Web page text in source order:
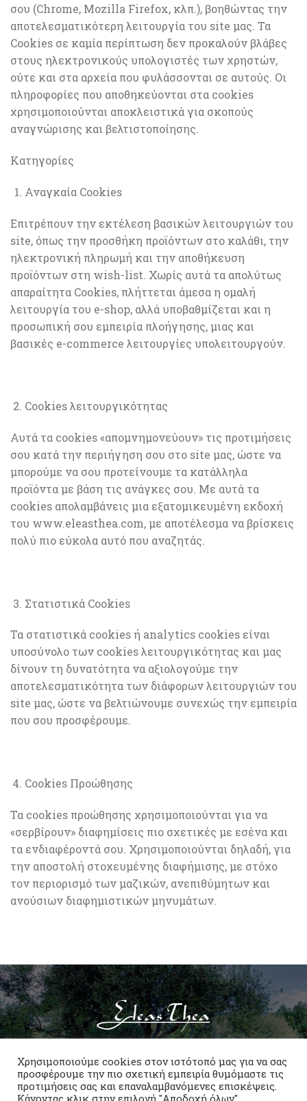
σου (Chrome, Mozilla Firefox, κλπ.), βοηθώντας την
αποτελεσματικότερη λειτουργία του site μας. Τα
Cookies σε καμία περίπτωση δεν προκαλούν βλάβες
στους ηλεκτρονικούς υπολογιστές των χρηστών,
ούτε και στα αρχεία που φυλάσσονται σε αυτούς. Οι
πληροφορίες που αποθηκεύονται στα cookies
χρησιμοποιούνται αποκλειστικά για σκοπούς
αναγνώρισης και βελτιστοποίησης.
Κατηγορίες
Αναγκαία Cookies
Επιτρέπουν την εκτέλεση βασικών λειτουργιών του
site, όπως την προσθήκη προϊόντων στο καλάθι, την
ηλεκτρονική πληρωμή και την αποθήκευση
προϊόντων στη wish-list. Χωρίς αυτά τα απολύτως
απαραίτητα Cookies, πλήττεται άμεσα η ομαλή
λειτουργία του e-shop, αλλά υποβαθμίζεται και η
προσωπική σου εμπειρία πλοήγησης, μιας και
βασικές e-commerce λειτουργίες υπολειτουργούν.
Cookies λειτουργικότητας
Αυτά τα cookies «απομνημονεύουν» τις προτιμήσεις
σου κατά την περιήγηση σου στο site μας, ώστε να
μπορούμε να σου προτείνουμε τα κατάλληλα
προϊόντα με βάση τις ανάγκες σου. Με αυτά τα
cookies απολαμβάνεις μια εξατομικευμένη εκδοχή
του www.eleasthea.com, με αποτέλεσμα να βρίσκεις
πολύ πιο εύκολα αυτό που αναζητάς.
Στατιστικά Cookies
Τα στατιστικά cookies ή analytics cookies είναι
υποσύνολο των cookies λειτουργικότητας και μας
δίνουν τη δυνατότητα να αξιολογούμε την
αποτελεσματικότητα των διάφορων λειτουργιών του
site μας, ώστε να βελτιώνουμε συνεχώς την εμπειρία
που σου προσφέρουμε.
Cookies Προώθησης
Τα cookies προώθησης χρησιμοποιούνται για να
«σερβίρουν» διαφημίσεις πιο σχετικές με εσένα και
τα ενδιαφέροντά σου. Χρησιμοποιούνται δηλαδή, για
την αποστολή στοχευμένης διαφήμισης, με στόχο
τον περιορισμό των μαζικών, ανεπιθύμητων και
ανούσιων διαφημιστικών μηνυμάτων.
ΣΥΜΒΆΛΛΟΥΜΕ ΣΕ ΜΙΑ ΥΓΙΕΙΝΉ ΚΑΙ ΘΡΕΠΤΙΚΉ
ΔΙΑΤΡΟΦΉ.
Χρησιμοποιούμε cookies στον ιστότοπό μας για να σας
προσφέρουμε την πιο σχετική εμπειρία θυμόμαστε τις
προτιμήσεις σας και επαναλαμβανόμενες επισκέψεις.